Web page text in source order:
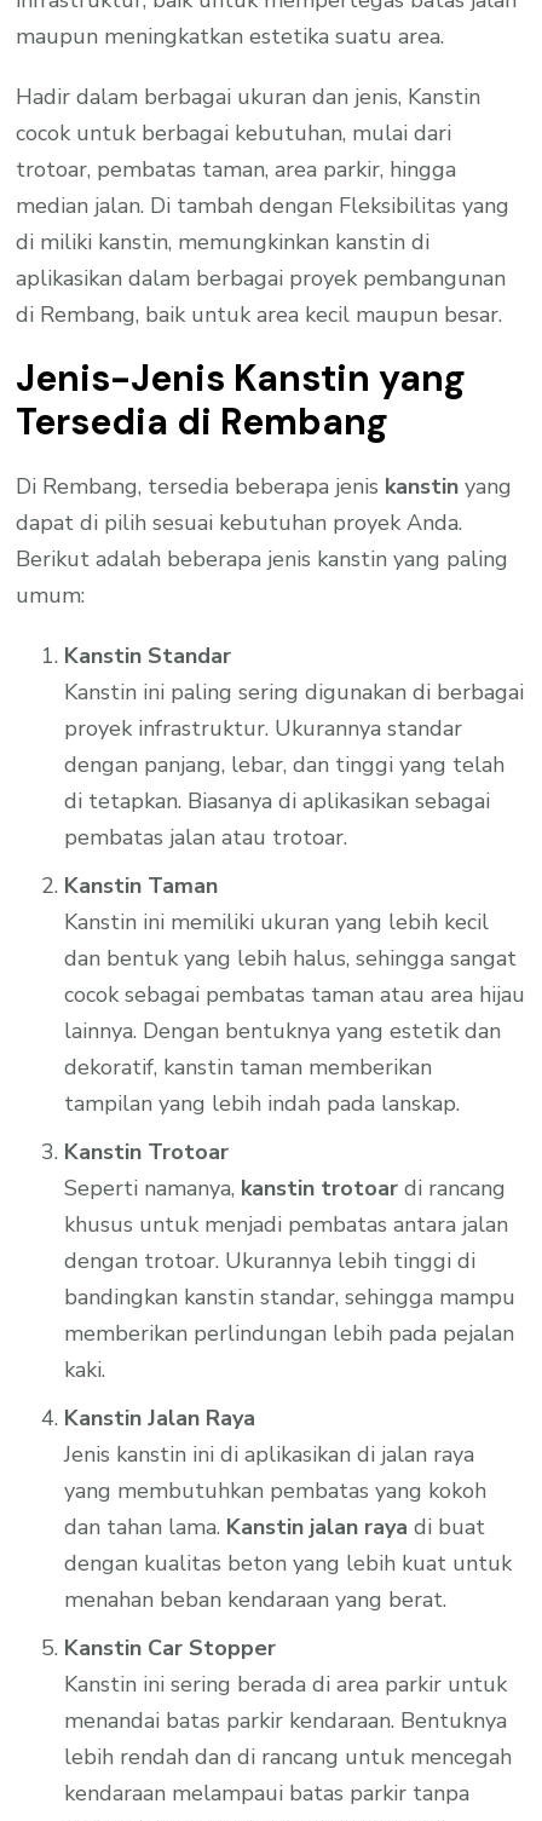
maupun meningkatkan estetika suatu area.
Hadir dalam berbagai ukuran dan jenis, Kanstin
cocok untuk berbagai kebutuhan, mulai dari
trotoar, pembatas taman, area parkir, hingga
median jalan. Di tambah dengan Fleksibilitas yang
di miliki kanstin, memungkinkan kanstin di
aplikasikan dalam berbagai proyek pembangunan
di Rembang, baik untuk area kecil maupun besar.
Jenis-Jenis Kanstin yang
Tersedia di Rembang
Di Rembang, tersedia beberapa jenis kanstin yang
dapat di pilih sesuai kebutuhan proyek Anda.
Berikut adalah beberapa jenis kanstin yang paling
umum:
Kanstin Standar
Kanstin ini paling sering digunakan di berbagai
proyek infrastruktur. Ukurannya standar
dengan panjang, lebar, dan tinggi yang telah
di tetapkan. Biasanya di aplikasikan sebagai
pembatas jalan atau trotoar.
Kanstin Taman
Kanstin ini memiliki ukuran yang lebih kecil
dan bentuk yang lebih halus, sehingga sangat
cocok sebagai pembatas taman atau area hijau
lainnya. Dengan bentuknya yang estetik dan
dekoratif, kanstin taman memberikan
tampilan yang lebih indah pada lanskap.
Kanstin Trotoar
Seperti namanya, kanstin trotoar di rancang
khusus untuk menjadi pembatas antara jalan
dengan trotoar. Ukurannya lebih tinggi di
bandingkan kanstin standar, sehingga mampu
memberikan perlindungan lebih pada pejalan
kaki.
Kanstin Jalan Raya
Jenis kanstin ini di aplikasikan di jalan raya
yang membutuhkan pembatas yang kokoh
dan tahan lama. Kanstin jalan raya di buat
dengan kualitas beton yang lebih kuat untuk
menahan beban kendaraan yang berat.
Kanstin Car Stopper
Kanstin ini sering berada di area parkir untuk
menandai batas parkir kendaraan. Bentuknya
lebih rendah dan di rancang untuk mencegah
kendaraan melampaui batas parkir tanpa